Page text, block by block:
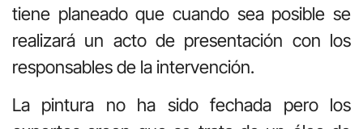
tiene planeado que cuando sea posible se
realizará un acto de presentación con los
responsables de la intervención.
La pintura no ha sido fechada pero los